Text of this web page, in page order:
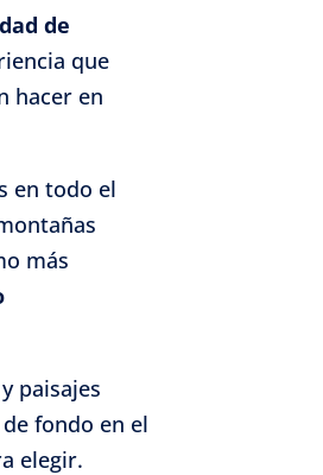
de
que
hacer en
en todo el
más
paisajes
fondo en el
elegir.